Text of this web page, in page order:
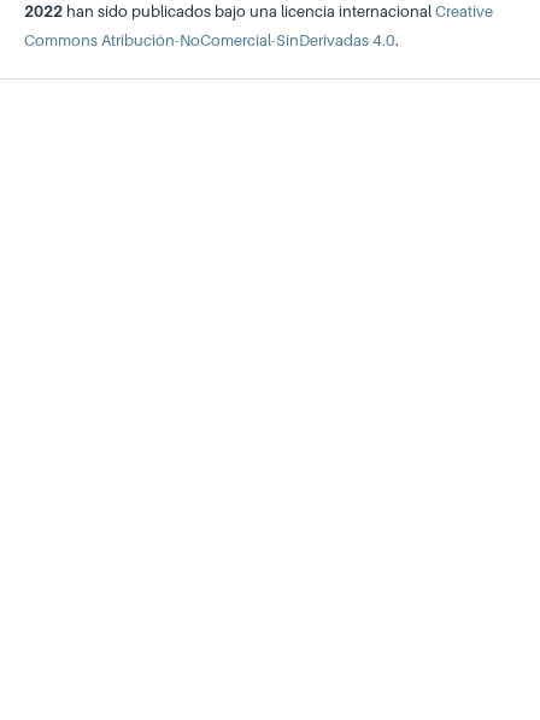
2022han sido publicados bajo una licencia internacional Creative
Commons Atribución-NoComercial-SinDerivadas 4.0.